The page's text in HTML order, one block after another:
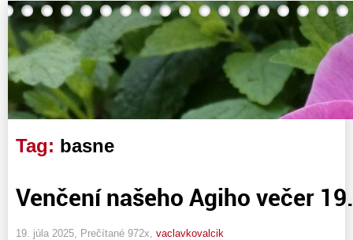
Najkomentovanejšie články
Zoznam blogov
Komerčné blogy
Tag: basne
Venčení našeho Agiho večer
19. júla 2025, Prečítané 972x, vaclavkovalcik